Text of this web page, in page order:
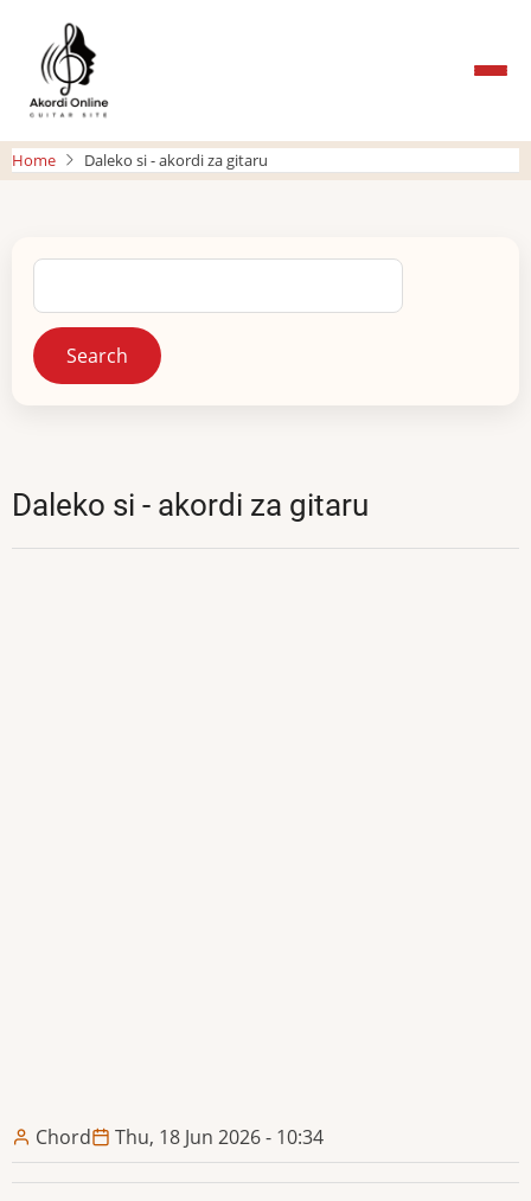
main
content
Home Daleko si - akordi za gitaru
Search
Daleko si - akordi za gitaru
Chord Thu, 18 Jun 2026 - 10:34